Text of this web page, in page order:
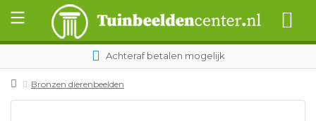
Achteraf betalen mogelijk
Bronzen dierenbeelden